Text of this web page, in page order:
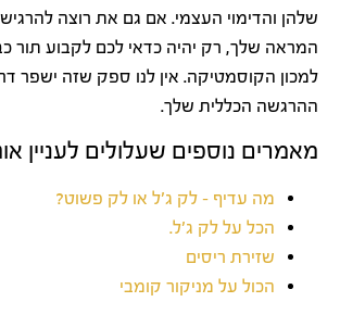
שלהן והדימוי העצמי. אם גם את רוצה
המראה שלך, רק יהיה כדאי לכם לקבוע תור
למכון הקוסמטיקה. אין לנו ספק שזה ישפר
ההרגשה הכללית שלך.
מאמרים נוספים שעלולים לעניין
מה עדיף – לק ג'ל או לק פשוט?
הכל על לק ג'ל.
שזירת ריסים
הכול על מניקור קומבי